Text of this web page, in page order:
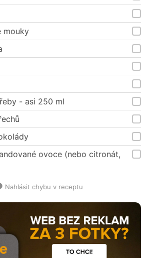
mouky
- asi 250 ml
ovoce (nebo citronát,
Nahlásit chybu v receptu